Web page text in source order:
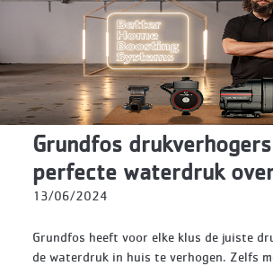
Grundfos
perfecte waterdruk
13/06/2024
Grundfos heeft voor elke klus de juiste
de waterdruk in huis te verhogen. Zelfs